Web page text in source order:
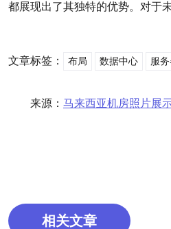
都展现出了其独特的优势。对于
文章标签： 布局 数据中心 服
来源： 马来西亚机房照片展
相关文章